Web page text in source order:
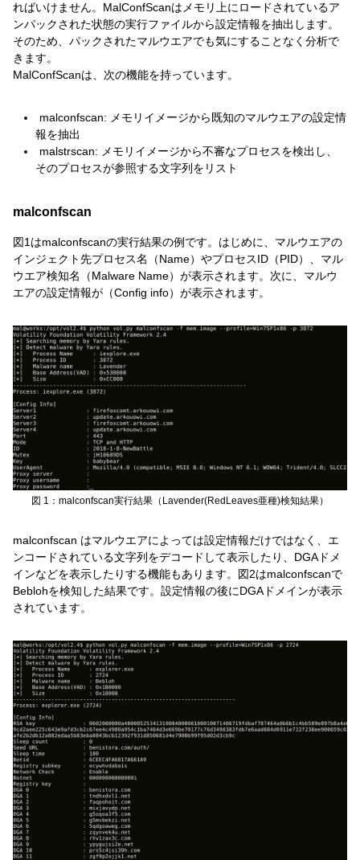
ればいけません。MalConfScanはメモリ上にロードされているア
ンパックされた状態の実行ファイルから設定情報を抽出します。
そのため、パックされたマルウエアでも気にすることなく分析で
きます。
MalConfScanは、次の機能を持っています。
malconfscan: メモリイメージから既知のマルウエアの設定情
報を抽出
malstrscan: メモリイメージから不審なプロセスを検出し、
そのプロセスが参照する文字列をリスト
malconfscan
図1はmalconfscanの実行結果の例です。はじめに、マルウエアの
インジェクト先プロセス名（Name）やプロセスID（PID）、マル
ウエア検知名（Malware Name）が表示されます。次に、マルウ
エアの設定情報が（Config info）が表示されます。
図 1：malconfscan実行結果（Lavender(RedLeaves亜種)検知結果）
malconfscan はマルウエアによっては設定情報だけではなく、エ
ンコードされている文字列をデコードして表示したり、DGAドメ
インなどを表示したりする機能もあります。図2はmalconfscanで
Beblohを検知した結果です。設定情報の後にDGAドメインが表示
されています。